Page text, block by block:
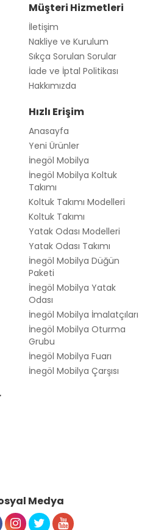
Müşteri Hizmetleri
İletişim
Nakliye ve Kurulum
Sıkça Sorulan Sorular
İade ve İptal Politikası
Hakkımızda
Hızlı Erişim
Anasayfa
Yeni Ürünler
İnegöl Mobilya
İnegöl Mobilya Koltuk
Takımı
Koltuk Takımı Modelleri
Koltuk Takımı
Yatak Odası Modelleri
Yatak Odası Takımı
İnegöl Mobilya Düğün
Paketi
İnegöl Mobilya Yatak
Odası
İnegöl Mobilya İmalatçıları
İnegöl Mobilya Oturma
Grubu
İnegöl Mobilya Fuarı
İnegöl Mobilya Çarşısı
Medya